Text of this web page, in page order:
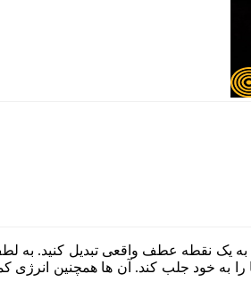
به خود جلب کند. آن ها همچنین